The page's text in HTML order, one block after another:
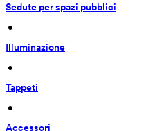
Sedute per spazi pubblici
•
Illuminazione
•
Tappeti
•
Accessori